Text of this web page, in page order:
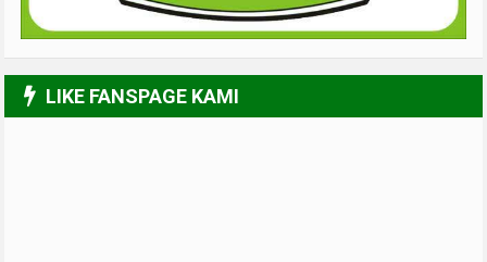
LIKE FANSPAGE KAMI